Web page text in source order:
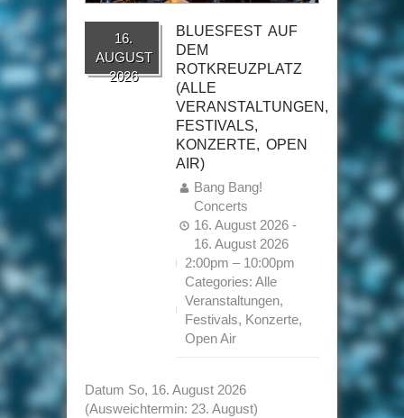
16.
AUGUST
2026
BLUESFEST AUF
DEM
ROTKREUZPLATZ
(ALLE
VERANSTALTUNGEN,
FESTIVALS,
KONZERTE, OPEN
AIR)
Bang Bang!
Concerts
16. August 2026 -
16. August 2026
2:00pm – 10:00pm
Categories: Alle
Veranstaltungen,
Festivals, Konzerte,
Open Air
Datum So, 16. August 2026
(Ausweichtermin: 23. August)